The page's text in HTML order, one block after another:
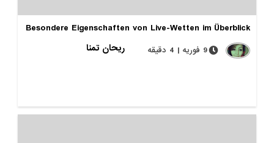
Besondere Eigenschaften von Live-Wetten im Überblick
ریحان تمنا
9 فوریه | 4 دقیقه